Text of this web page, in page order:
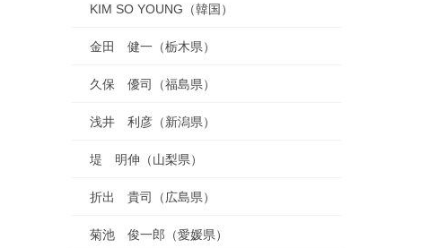
KIM SO YOUNG（韓国）
金田 健一（栃木県）
久保 優司（福島県）
浅井 利彦（新潟県）
堤 明伸（山梨県）
折出 貴司（広島県）
菊池 俊一郎（愛媛県）